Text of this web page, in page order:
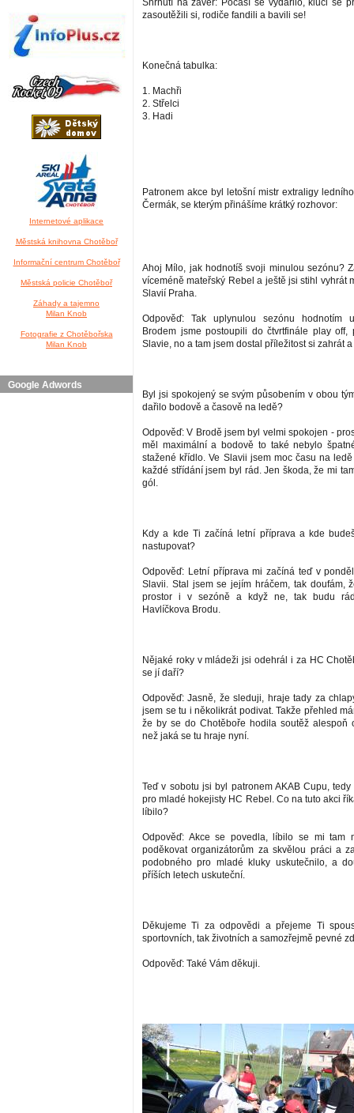
Internetové aplikace
Městská knihovna Chotěboř
Informační centrum Chotěboř
Městská policie Chotěboř
Záhady a tajemno
Milan Knob
Fotografie z Chotěbořska
Milan Knob
Google Adwords
Shrnutí na závěr: Počasí se vydařilo, kluci se
zasoutěžili si, rodiče fandili a bavili se!
Konečná tabulka:
1. Machři
2. Střelci
3. Hadi
Patronem akce byl letošní mistr extraligy
Čermák, se kterým přinášíme krátký rozhovor:
Ahoj Mílo, jak hodnotíš svoji minulou sezónu?
víceméně mateřský Rebel a ještě jsi stihl vyhrát
Slavií Praha.
Odpověď: Tak uplynulou sezónu hodnotím
Brodem jsme postoupili do čtvrtfinále play
Slavie, no a tam jsem dostal příležitost si zahrát
Byl jsi spokojený se svým působením v obou
dařilo bodově a časově na ledě?
Odpověď: V Brodě jsem byl velmi spokojen -
měl maximální a bodově to také nebylo
stažené křídlo. Ve Slavii jsem moc času na
každé střídání jsem byl rád. Jen škoda, že mi
gól.
Kdy a kde Ti začíná letní příprava a kde
nastupovat?
Odpověď: Letní příprava mi začíná teď v
Slavii. Stal jsem se jejím hráčem, tak doufám,
prostor i v sezóně a když ne, tak budu
Havlíčkova Brodu.
Nějaké roky v mládeži jsi odehrál i za HC
se jí daří?
Odpověď: Jasně, že sleduji, hraje tady za
jsem se tu i několikrát podivat. Takže přehled
že by se do Chotěboře hodila soutěž alespoň
než jaká se tu hraje nyní.
Teď v sobotu jsi byl patronem AKAB Cupu,
pro mladé hokejisty HC Rebel. Co na tuto akci
líbilo?
Odpověď: Akce se povedla, líbilo se mi tam
poděkovat organizátorům za skvělou práci a
podobného pro mladé kluky uskutečnilo, a
příších letech uskuteční.
Děkujeme Ti za odpovědi a přejeme Ti
sportovních, tak životních a samozřejmě pevné
Odpověď: Také Vám děkuji.